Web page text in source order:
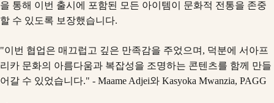
을 통해 이번 출시에 포함된 모든 아이템이 문화적 전통을 존중
할 수 있도록 보장했습니다.
"이번 협업은 매끄럽고 깊은 만족감을 주었으며, 덕분에 서아프
리카 문화의 아름다움과 복잡성을 조명하는 콘텐츠를 함께 만들
어갈 수 있었습니다." - Maame Adjei와 Kasyoka Mwanzia, PAGG